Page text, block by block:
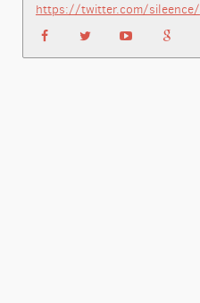
https://twitter.com/sileence/